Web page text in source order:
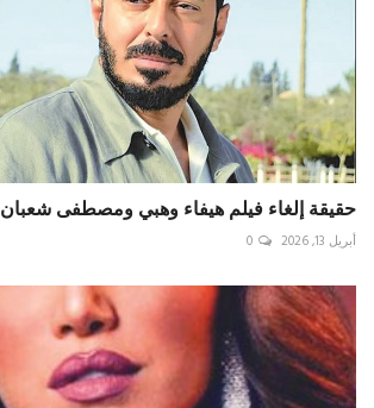
حقيقة إلغاء فيلم هيفاء وهبي ومصطفى شعبان
أبريل 13, 2026 0